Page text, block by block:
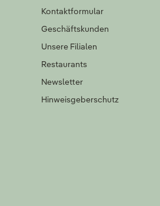
Kontaktformular
Geschäftskunden
Unsere Filialen
Restaurants
Newsletter
Hinweisgeberschutz